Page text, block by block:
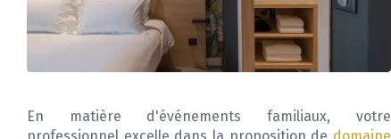
En matière d'événements familiaux, votre